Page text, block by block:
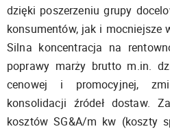
dzięki poszerzeniu grupy
konsumentów, jak i mocniejsze
Silna koncentracja na
poprawy marży brutto m.in.
cenowej i promocyjnej,
konsolidacji źródeł dostaw.
kosztów SG&A/m kw (koszty